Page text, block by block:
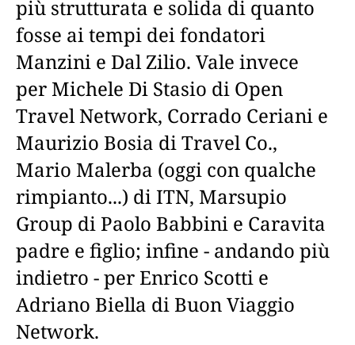
più strutturata e solida di quanto
fosse ai tempi dei fondatori
Manzini e Dal Zilio. Vale invece
per Michele Di Stasio di Open
Travel Network, Corrado Ceriani e
Maurizio Bosia di Travel Co.,
Mario Malerba (oggi con qualche
rimpianto...) di ITN, Marsupio
Group di Paolo Babbini e Caravita
padre e figlio; infine - andando più
indietro - per Enrico Scotti e
Adriano Biella di Buon Viaggio
Network.